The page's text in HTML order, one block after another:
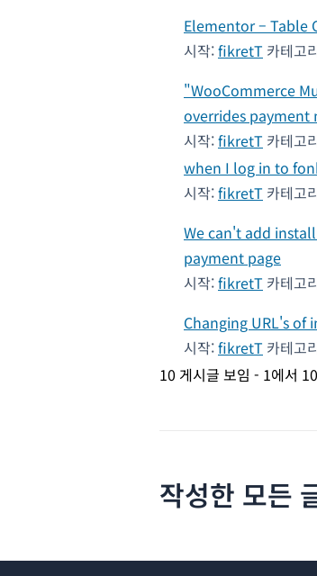
Elementor – Table
시작:fikretT 카테고
"WooCommerce
overrides payment
시작:fikretT 카테고
when I log in to
시작:fikretT 카테고
We can't add
payment page
시작:fikretT 카테고
Changing URL's of
시작:fikretT 카테고
10 게시글 보임 - 1에서
작성한 모든